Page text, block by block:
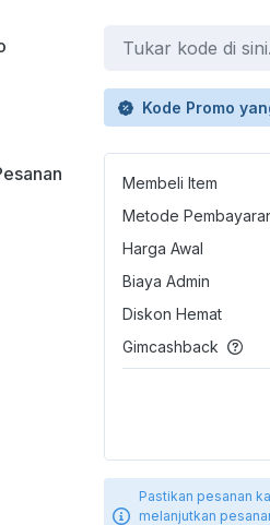
Kode Promo
Membeli Item
Metode
Harga Awal
Biaya Admin
Diskon Hemat
Gimcashback
Pastikan pesanan
melanjutkan